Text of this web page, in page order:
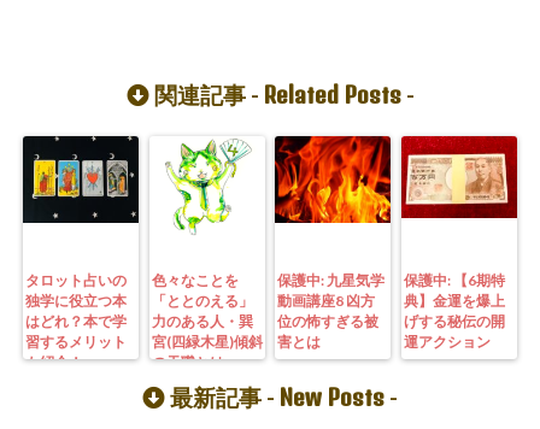
関連記事 - Related Posts-
タロット占いの
独学に役立つ本
はどれ？本で学
習するメリット
も紹介！
色々なことを
「ととのえる」
力のある人・巽
宮(四緑木星)傾斜
の天職とは
保護中: 九星気学
動画講座8 凶方
位の怖すぎる被
害とは
保護中: 【6期特
典】金運を爆上
げする秘伝の開
運アクション
最新記事 - New Posts -